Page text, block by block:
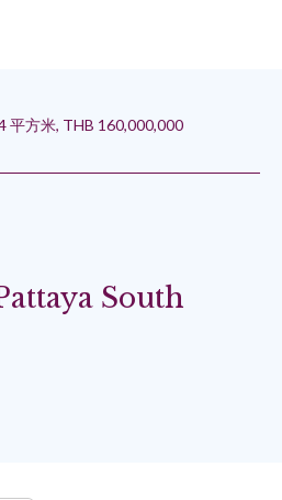
平方米, THB 160,000,000
South